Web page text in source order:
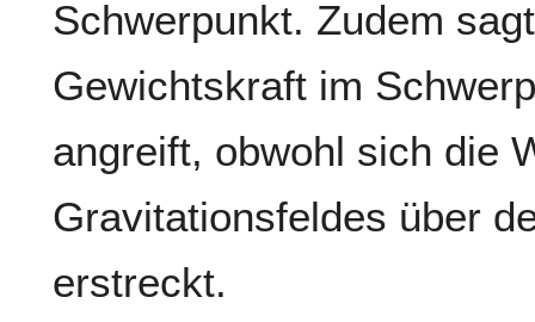
Schwerpunkt. Zudem
Gewichtskraft im
angreift, obwohl sich die
Gravitationsfeldes über
erstreckt.